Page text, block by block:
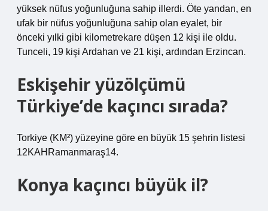
yüksek nüfus yoğunluğuna sahip illerdi. Öte yandan, en
ufak bir nüfus yoğunluğuna sahip olan eyalet, bir
önceki yılki gibi kilometrekare düşen 12 kişi ile oldu.
Tunceli, 19 kişi Ardahan ve 21 kişi, ardından Erzincan.
Eskişehir yüzölçümü
Türkiye’de kaçıncı sırada?
Torkiye (KM²) yüzeyine göre en büyük 15 şehrin listesi
12KAHRamanmaraş14.
Konya kaçıncı büyük il?